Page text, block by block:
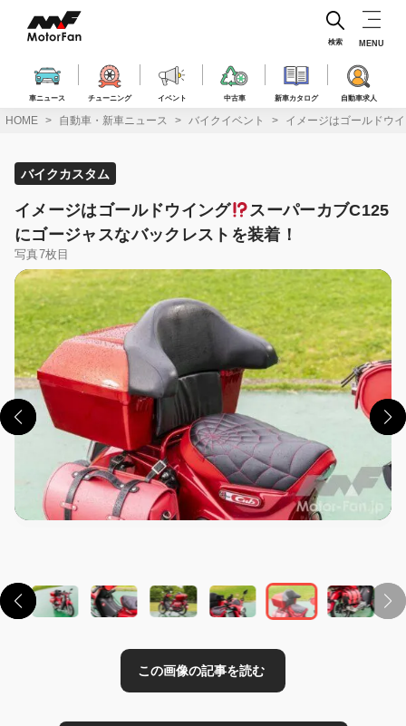
ス
車ニュース チューニング イベント 中古車 新車カタログ 自動車求人
検索 MENU
HOME 自動車・新車ニュース バイクイベント イメージはゴールドウ
バイクカスタム
イメージはゴールドウイング
スーパーカブC125
にゴージャスなバックレストを装着！
写真7枚目